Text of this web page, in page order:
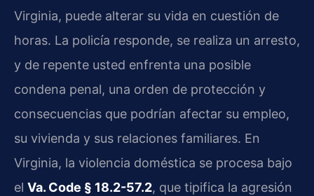
Virginia, puede alterar su vida en cuestión de
horas. La policía responde, se realiza un arresto,
y de repente usted enfrenta una posible
condena penal, una orden de protección y
consecuencias que podrían afectar su empleo,
su vivienda y sus relaciones familiares. En
Virginia, la violencia doméstica se procesa bajo
el Va. Code § 18.2-57.2, que tipifica la agresión